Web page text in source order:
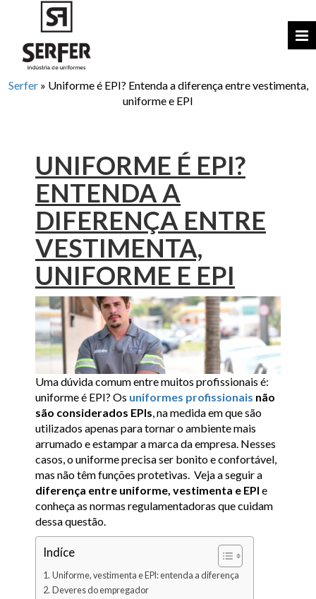
Serfer» Uniforme é EPI? Entenda a diferença entre vestimenta,
uniforme e EPI
UNIFORME É EPI?
ENTENDA A
DIFERENÇA ENTRE
VESTIMENTA,
UNIFORME E EPI
Uma dúvida comum entre muitos profissionais é:
uniforme é EPI? Os uniformes profissionais não
são considerados EPIs, na medida em que são
utilizados apenas para tornar o ambiente mais
arrumado e estampar a marca da empresa. Nesses
casos, o uniforme precisa ser bonito e confortável,
mas não têm funções protetivas. Veja a seguir a
diferença entre uniforme, vestimenta e EPI e
conheça as normas regulamentadoras que cuidam
dessa questão.
Indíce
Uniforme, vestimenta e EPI: entenda a diferença
Deveres do empregador